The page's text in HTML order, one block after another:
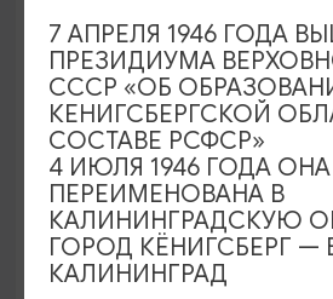
КОНЦЕРТЫ
Звучащие сады
09.08.2026 18:00
Калининград, Собор на
7 АПРЕЛЯ 1946 ГОДА
ПРЕЗИДИУМА
СССР «ОБ
КЕНИГСБЕРГСКОЙ
СОСТАВЕ РСФСР»
4 ИЮЛЯ 1946 ГОДА
ПЕРЕИМЕНОВАНА В
КАЛИНИНГРАДСКУЮ
ГОРОД КЁНИГСБЕРГ —
КАЛИНИНГРАД